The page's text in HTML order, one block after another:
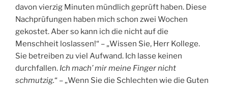
davon vierzig Minuten mündlich geprüft haben. Diese
Nachprüfungen haben mich schon zwei Wochen
gekostet. Aber so kann ich die nicht auf die
Menschheit loslassen!“ – „Wissen Sie, Herr Kollege.
Sie betreiben zu viel Aufwand. Ich lasse keinen
durchfallen. Ich mach’ mir meine Finger nicht
schmutzig.“ – „Wenn Sie die Schlechten wie die Guten